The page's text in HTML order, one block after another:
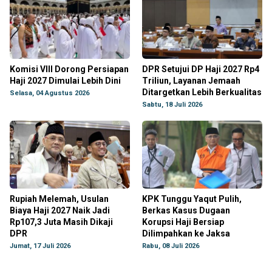
Komisi VIII Dorong Persiapan
Haji 2027 Dimulai Lebih Dini
Selasa, 04 Agustus 2026
DPR Setujui DP Haji 2027 Rp4
Triliun, Layanan Jemaah
Ditargetkan Lebih Berkualitas
Sabtu, 18 Juli 2026
Rupiah Melemah, Usulan
Biaya Haji 2027 Naik Jadi
Rp107,3 Juta Masih Dikaji
DPR
Jumat, 17 Juli 2026
KPK Tunggu Yaqut Pulih,
Berkas Kasus Dugaan
Korupsi Haji Bersiap
Dilimpahkan ke Jaksa
Rabu, 08 Juli 2026